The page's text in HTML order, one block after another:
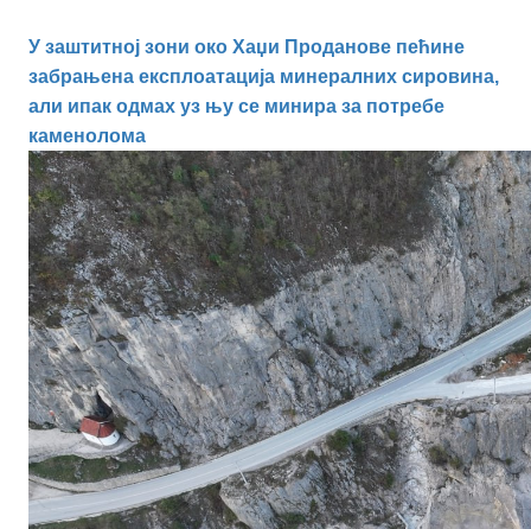
У заштитној зони око Хаџи Проданове пећине
забрањена експлоатација минералних сировина,
али ипак одмах уз њу се минира за потребе
каменолома